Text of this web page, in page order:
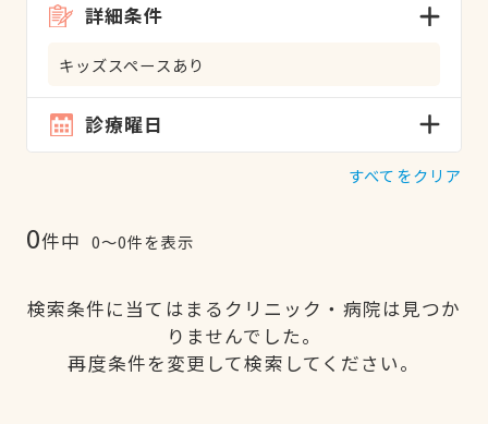
詳細条件
キッズスペースあり
診療曜日
すべてをクリア
0件中 0〜0件を表示
検索条件に当てはまるクリニック・病院は見つか
りませんでした。
再度条件を変更して検索してください。